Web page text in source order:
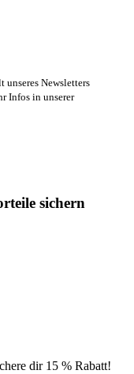
Newsletters
Infos in unserer
sichern
dir 15 % Rabatt!